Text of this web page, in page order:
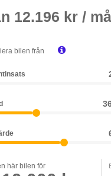
12.196 kr /
bilen från 
här bilen för